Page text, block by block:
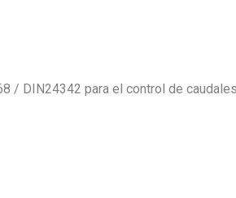
/ DIN24342 para el control de